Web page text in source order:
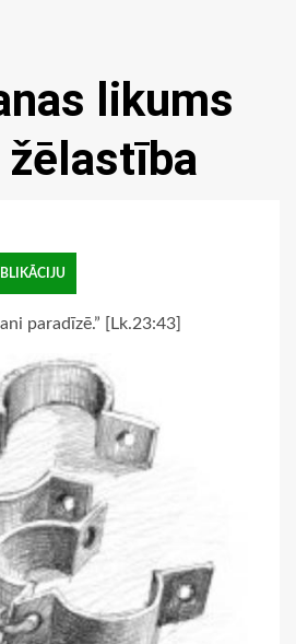
likums
žēlastība
paradīzē.” [Lk.23:43]